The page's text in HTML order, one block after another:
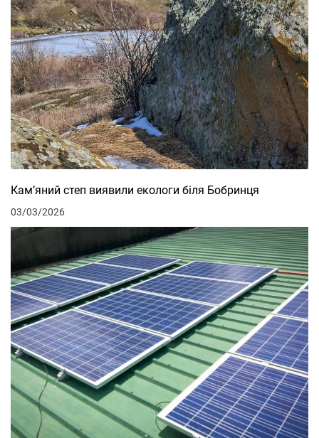
Кам’яний степ виявили екологи біля Бобринця
03/03/2026